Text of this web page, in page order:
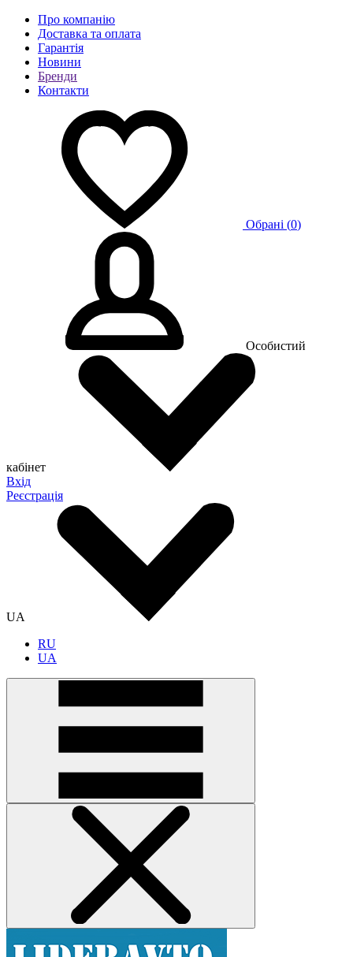
Про компанію
Доставка та оплата
Гарантія
Новини
Бренди
Контакти
Обрані (0)
Особистий
кабінет
Вхід
Реєстрація
UA
RU
UA